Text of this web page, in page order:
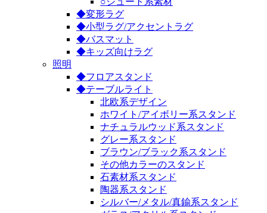
◆変形ラグ
◆小型ラグ/アクセントラグ
◆バスマット
◆キッズ向けラグ
照明
◆フロアスタンド
◆テーブルライト
北欧系デザイン
ホワイト/アイボリー系スタンド
ナチュラルウッド系スタンド
グレー系スタンド
ブラウン/ブラック系スタンド
その他カラーのスタンド
石素材系スタンド
陶器系スタンド
シルバー/メタル/真鍮系スタンド